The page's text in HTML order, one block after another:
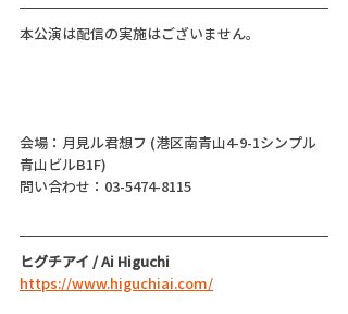
本公演は配信の実施はございません。
会場：月見ル君想フ (港区南青山4-9-1シンプル
青山ビルB1F)
問い合わせ：03-5474-8115
ヒグチアイ / Ai Higuchi
https://www.higuchiai.com/